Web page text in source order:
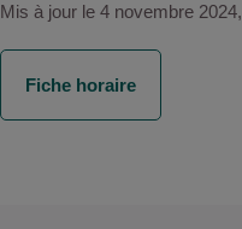
Mis à jour le 4 novembre
Fiche horaire